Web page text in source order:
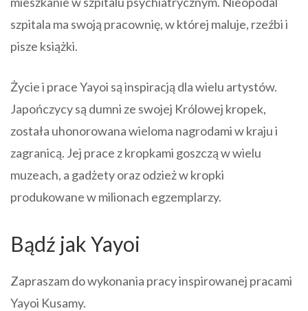
szpitala ma swoją pracownię, w której maluje, rzeźbi i
pisze książki.
Życie i prace Yayoi są inspiracją dla wielu artystów.
Japończycy są dumni ze swojej Królowej kropek,
została uhonorowana wieloma nagrodami w kraju i
zagranicą. Jej prace z kropkami goszczą w wielu
muzeach, a gadżety oraz odzież w kropki
produkowane w milionach egzemplarzy.
Bądź jak Yayoi
Zapraszam do wykonania pracy inspirowanej pracami
Yayoi Kusamy.